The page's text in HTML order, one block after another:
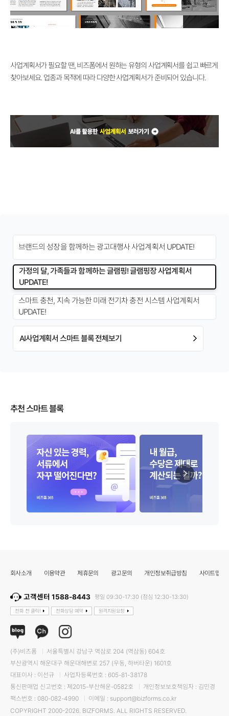
사업계획서가 필요할 땐, 비즈폼에서 원하는 유형의 사업계획서를 쉽고 빠르게
찾아보세요. 업종과 목적에 따라 다양한 사업계획서가 준비되어 있습니다.
브랜드의 성장을 함께하는 광고대행사 사업계획서 UPDATE!
가정의 달, 가족들과 함께하는 글램핑! 글램핑장 사업계획서
UPDATE!
스마트 충천, 지속 가능한 미래 전기차 충전 시스템 사업계획서
UPDATE!
AI사업계획서 스마트 블록 전체보기
추천 스마트 블록
회사소개 이용약관 제휴문의 광고문의 개인정보취급방침 사이트맵
고객센터 1588-8443 평일 09:30-17:30 (점심 12:30-13:30)
전화 전 클릭! 전화상담 예약 원격지원요청
(주)비즈폼
서울특별시 강남구 역삼로 204 (역삼동) 604호
부산광역시 해운대구 해운대해변로 257 (우동, 하버타운) 1601호
대표이사 : 이선규
사업자등록번호 : 605-81-38178
통신판매업 신고번호 : 제2015-부산해운-0582호
개인정보보호책임자 : 김민경
팩스번호 : 080-082-4990
이메일 : support@bizforms.co.kr
COPYRIGHT 2000-2026. BIZFORMS. ALL RIGHTS RESERVED.